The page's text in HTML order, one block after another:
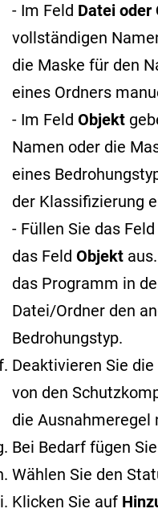
- Im Feld Datei oder
vollständigen
die Maske für den
eines Ordners
- Im Feld Objekt
Namen oder die
eines
der Klassifizierung
- Füllen Sie das Feld
das Feld Objekt
das Programm in
Datei/Ordner den
Bedrohungstyp.
Deaktivieren Sie
von den
die Ausnahmeregel
Bei Bedarf fügen
Wählen Sie den
Klicken Sie auf